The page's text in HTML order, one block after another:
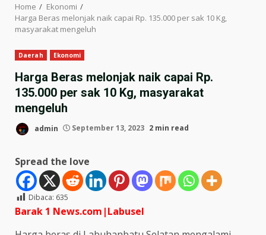
Home
Ekonomi
Harga Beras melonjak naik capai Rp. 135.000 per sak 10 Kg,
masyarakat mengeluh
Daerah Ekonomi
Harga Beras melonjak naik capai Rp.
135.000 per sak 10 Kg, masyarakat
mengeluh
admin September 13, 2023 2 min read
Spread the love
Dibaca: 635
Barak 1 News.com|Labusel